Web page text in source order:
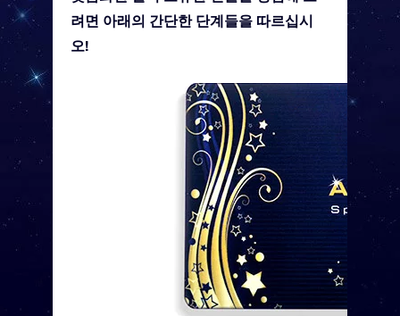
려면 아래의 간단한 단계들을 따르십시
오!